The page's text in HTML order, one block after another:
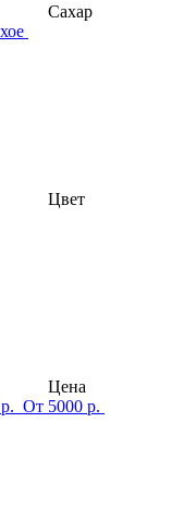
Сахар
Цвет
Цена
От 5000 р.